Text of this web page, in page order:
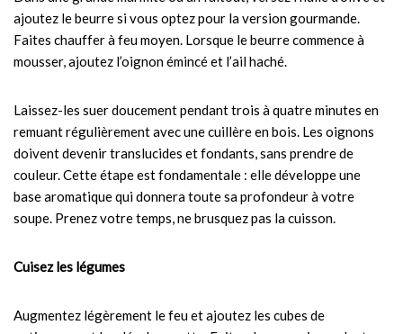
ajoutez le beurre si vous optez pour la version gourmande.
Faites chauffer à feu moyen. Lorsque le beurre commence à
mousser, ajoutez l’oignon émincé et l’ail haché.
Laissez-les suer doucement pendant trois à quatre minutes en
remuant régulièrement avec une cuillère en bois. Les oignons
doivent devenir translucides et fondants, sans prendre de
couleur. Cette étape est fondamentale : elle développe une
base aromatique qui donnera toute sa profondeur à votre
soupe. Prenez votre temps, ne brusquez pas la cuisson.
Cuisez les légumes
Augmentez légèrement le feu et ajoutez les cubes de